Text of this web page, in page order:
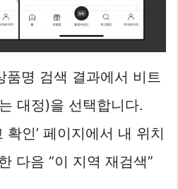
품명 검색 결과에서 비트
대정)을 선택합니다.
인’ 페이지에서 내 위치
다음 “이 지역 재검색”